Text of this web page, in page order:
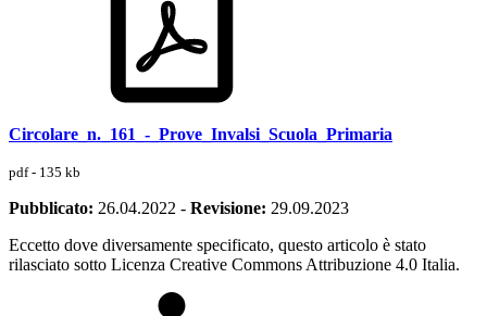
Circolare_n._161_-_Prove_Invalsi_Scuola_Primaria
pdf - 135 kb
Pubblicato: 26.04.2022 - Revisione: 29.09.2023
Eccetto dove diversamente specificato, questo articolo è stato
rilasciato sotto Licenza Creative Commons Attribuzione 4.0 Italia.